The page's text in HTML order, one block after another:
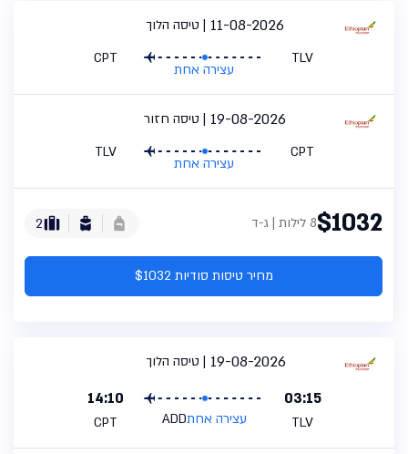
טיסה הלוך 11-08-2026
TLV
עצירה אחת
CPT
טיסה חזור 19-08-2026
CPT
עצירה אחת
TLV
2 $10328 לילות | ג-ד
מחיר טיסות סודיות $1032
טיסה הלוך
19-08-2026
03:15
TLV עצירה אחתADD
14:10
CPT